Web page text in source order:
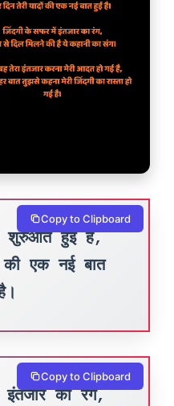
शुरुआत हुई है,
की एक नई बात
Copy to Clipboard
का रंग,
Copy to Clipboard